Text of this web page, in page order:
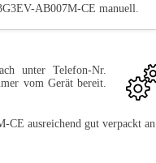
AB007M-CE manuell.
unter Telefon-Nr.
vom Gerät bereit.
CE ausreichend gut verpackt an